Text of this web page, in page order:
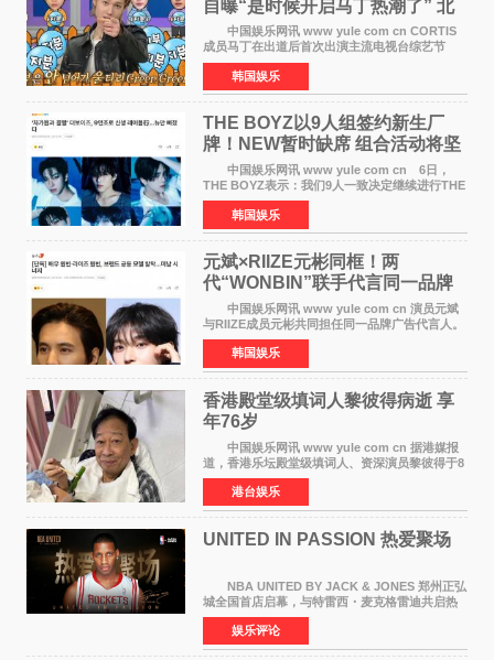
自曝“是时候开启马丁热潮了” 北
美巡演火热进行中
中国娱乐网讯 www yule com cn CORTIS
成员马丁在出道后首次出演主流电视台综艺节
目，展现了多才多艺的魅力。 马丁出演了5日
播出的MBC《Radio Star》Fashion与Passion
之间，I&lsquo;m
韩国娱乐
THE BOYZ以9人组签约新生厂
牌！NEW暂时缺席 组合活动将坚
定不移继续
中国娱乐网讯 www yule com cn 6日，
THE BOYZ表示：我们9人一致决定继续进行THE
BOYZ组合活动，并且已经完成了组合团体活动
签约。目前正在新生厂牌下进行活动准备。尚未
离开THE BOYZ原所
韩国娱乐
元斌×RIIZE元彬同框！两
代“WONBIN”联手代言同一品牌
颜值天花板合体
中国娱乐网讯 www yule com cn 演员元斌
与RIIZE成员元彬共同担任同一品牌广告代言人。
6日据独家报道，继演员元斌之后，RIIZE元彬最
近也被选为某在线中介平台A公司的共同广告代言
人，两人将作
韩国娱乐
香港殿堂级填词人黎彼得病逝 享
年76岁​
中国娱乐网讯 www yule com cn 据港媒报
道，香港乐坛殿堂级填词人、资深演员黎彼得于8
月5日上午因病离世，终年76岁。好友钟志光透
露，黎彼得今年3月中风后便卧床休养，身体机能
持续衰退，最
港台娱乐
UNITED IN PASSION 热爱聚场
NBA UNITED BY JACK & JONES 郑州正弘
城全国首店启幕，与特雷西・麦克格雷迪共启热
爱 2026 年7 月21 日，
NBAUNITEDBYJACK&JONES 全国首店，于郑
州正弘城正式启幕。NBA 传奇球星
娱乐评论